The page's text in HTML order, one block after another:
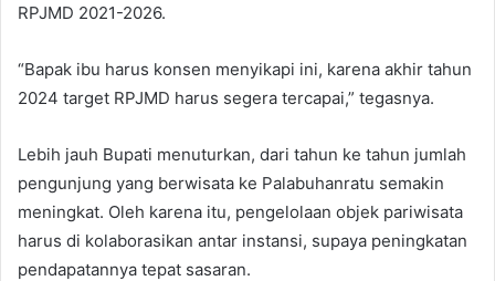
RPJMD 2021-2026.
“Bapak ibu harus konsen menyikapi ini, karena akhir tahun
2024 target RPJMD harus segera tercapai,” tegasnya.
Lebih jauh Bupati menuturkan, dari tahun ke tahun jumlah
pengunjung yang berwisata ke Palabuhanratu semakin
meningkat. Oleh karena itu, pengelolaan objek pariwisata
harus di kolaborasikan antar instansi, supaya peningkatan
pendapatannya tepat sasaran.